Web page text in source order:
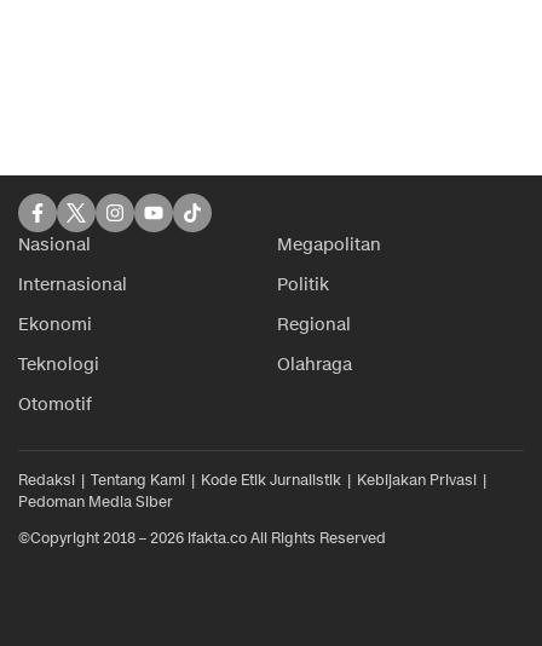
Nasional
Megapolitan
Internasional
Politik
Ekonomi
Regional
Teknologi
Olahraga
Otomotif
Redaksi Tentang Kami Kode Etik Jurnalistik
Kebijakan Privasi
Pedoman Media Siber
©Copyright 2018 – 2026 ifakta.co All Rights Reserved